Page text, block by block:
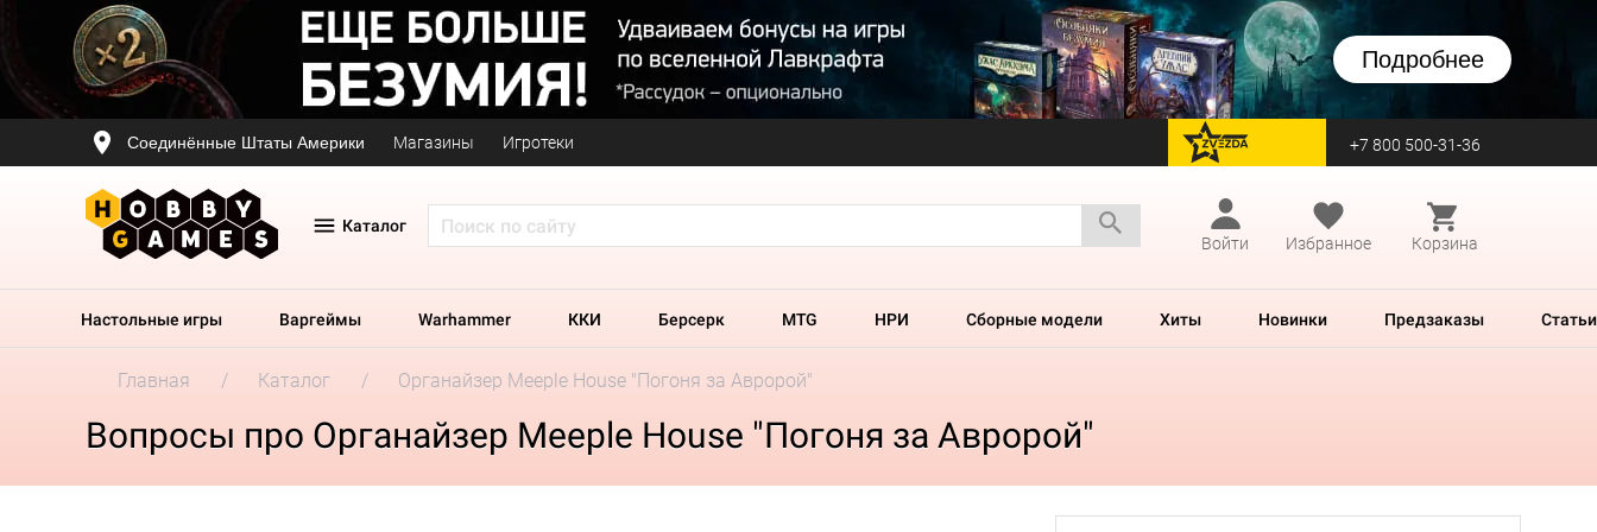
Подробнее
Соединённые Штаты Америки Магазины Игротеки перейти на Zvezda +7 800 500-31-36
Каталог
Войти
Избранное Корзина
Настольные игры Варгеймы Warhammer ККИ Берсерк MTG НРИ Сборные модели Хиты Новинки Предзаказы Статьи
Главная Каталог Органайзер Meeple House "Погоня за Авророй"
Вопросы про Органайзер Meeple House "Погоня за Авророй"